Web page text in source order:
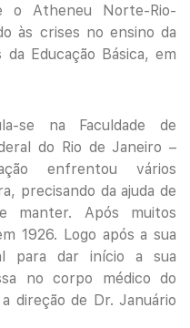
o Atheneu Norte-Rio-
às crises no ensino da
Educação Básica, em
se na Faculdade de
do Rio de Janeiro –
enfrentou vários
precisando da ajuda de
manter. Após muitos
1926. Logo após a sua
para dar início a sua
no corpo médico do
direção de Dr. Januário